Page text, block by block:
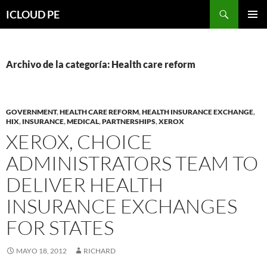
hacia
ICLOUD PE
Archivo de la categoría: Health care reform
GOVERNMENT,HEALTH CARE REFORM,HEALTH INSURANCE EXCHANGE,
HIX, INSURANCE,MEDICAL,PARTNERSHIPS,XEROX
XEROX, CHOICE
ADMINISTRATORS TEAM TO
DELIVER HEALTH
INSURANCE EXCHANGES
FOR STATES
MAYO 18, 2012 RICHARD